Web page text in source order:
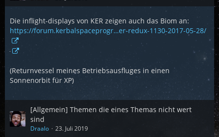
Die inflight-displays von KER zeigen auch das Biom an:
https://forum.kerbalspaceprogr…er-redux-1130-2017-05-28/
(Returnvessel meines Betriebsausfluges in einen
Sonnenorbit für XP)
[Allgemein] Themen die eines Themas nicht wert
sind
Draalo 23. Juli 2019